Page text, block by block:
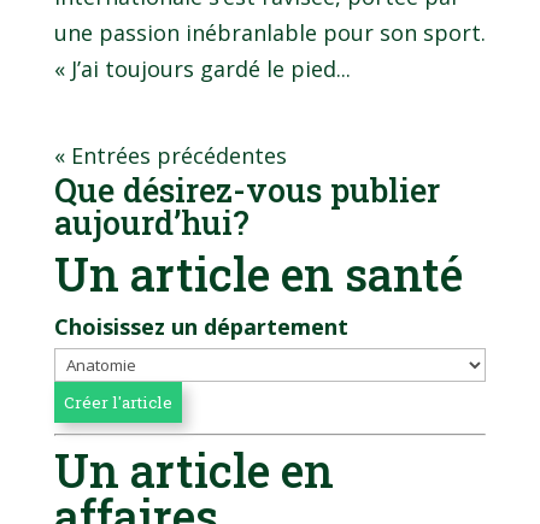
une passion inébranlable pour son sport.
« J’ai toujours gardé le pied...
« Entrées précédentes
Que désirez-vous publier
aujourd’hui?
Un article en santé
Choisissez un département
Un article en